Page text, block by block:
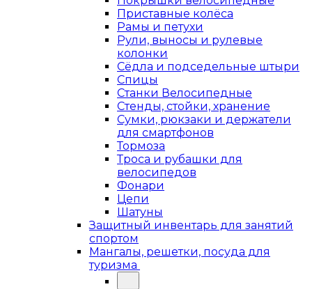
Приставные колёса
Рамы и петухи
Рули, выносы и рулевые
колонки
Сёдла и подседельные штыри
Спицы
Станки Велосипедные
Стенды, стойки, хранение
Сумки, рюкзаки и держатели
для смартфонов
Тормоза
Троса и рубашки для
велосипедов
Фонари
Цепи
Шатуны
Защитный инвентарь для занятий
спортом
Мангалы, решетки, посуда для
туризма